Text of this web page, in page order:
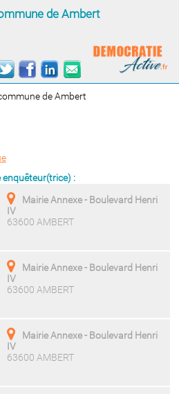
de Ambert
de Ambert
:
Mairie Annexe - Boulevard Henri
IV
63600 AMBERT
Mairie Annexe - Boulevard Henri
IV
63600 AMBERT
Mairie Annexe - Boulevard Henri
IV
63600 AMBERT